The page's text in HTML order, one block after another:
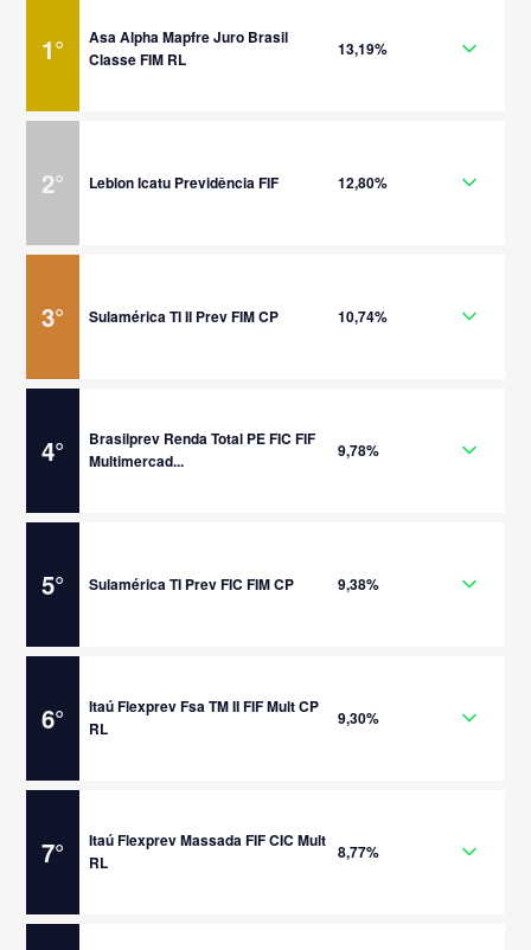
1°
Asa Alpha Mapfre Juro Brasil
Classe FIM RL
13,19%
2° Leblon Icatu Previdência FIF 12,80%
3° Sulamérica TI II Prev FIM CP 10,74%
4°
Brasilprev Renda Total PE FIC FIF
Multimercad...
9,78%
5° Sulamérica TI Prev FIC FIM CP 9,38%
6°
Itaú Flexprev Fsa TM II FIF Mult CP
RL
9,30%
7°
Itaú Flexprev Massada FIF CIC Mult
RL
8,77%